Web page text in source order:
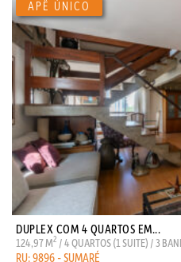
DUPLEX COM 4 QUARTOS EM...
124,97 M2 / 4 QUARTOS (1 SUITE) / 3
RU: 9896 - SUMARÉ